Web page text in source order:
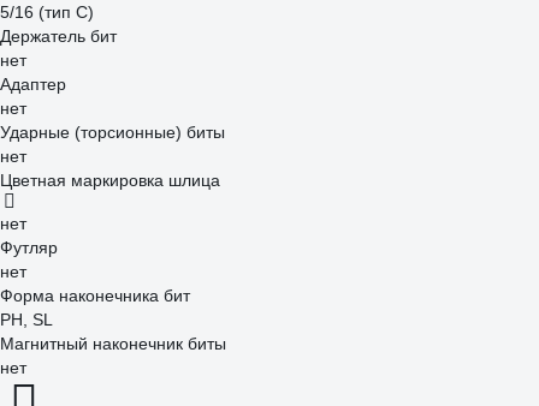
5/16 (тип С)
Держатель бит
нет
Адаптер
нет
Ударные (торсионные) биты
нет
Цветная маркировка шлица
нет
Футляр
нет
Форма наконечника бит
PH, SL
Магнитный наконечник биты
нет